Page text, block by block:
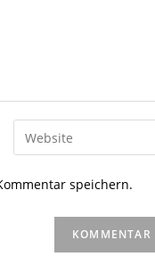
Gib
deine
speichern.